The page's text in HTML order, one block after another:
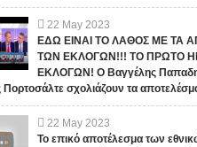
22 May 2023
ΕΔΩ ΕΙΝΑΙ ΤΟ ΛΑΘΟΣ ΜΕ ΤΑ
ΤΩΝ ΕΚΛΟΓΩΝ!!! ΤΟ ΠΡΩΤΟ
ΕΚΛΟΓΩΝ! Ο Βαγγέλης
Πορτοσάλτε σχολιάζουν τα
22 May 2023
Το επικό αποτέλεσμα των